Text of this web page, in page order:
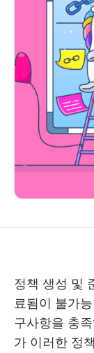
정책 생성 및
료됨이 불가
구사항을 충
가 이러한 정